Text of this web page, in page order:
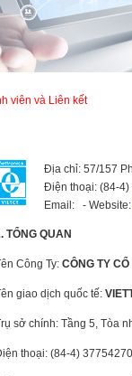
viên và Liên kết
Địa chỉ: 57/157
Điện thoại: (84-4)
Email:
- Website:
TỔNG QUAN
Công Ty: CÔNG TY
giao dịch quốc tế:
sở chính: Tầng 5, Tòa
thoại: (84-4)